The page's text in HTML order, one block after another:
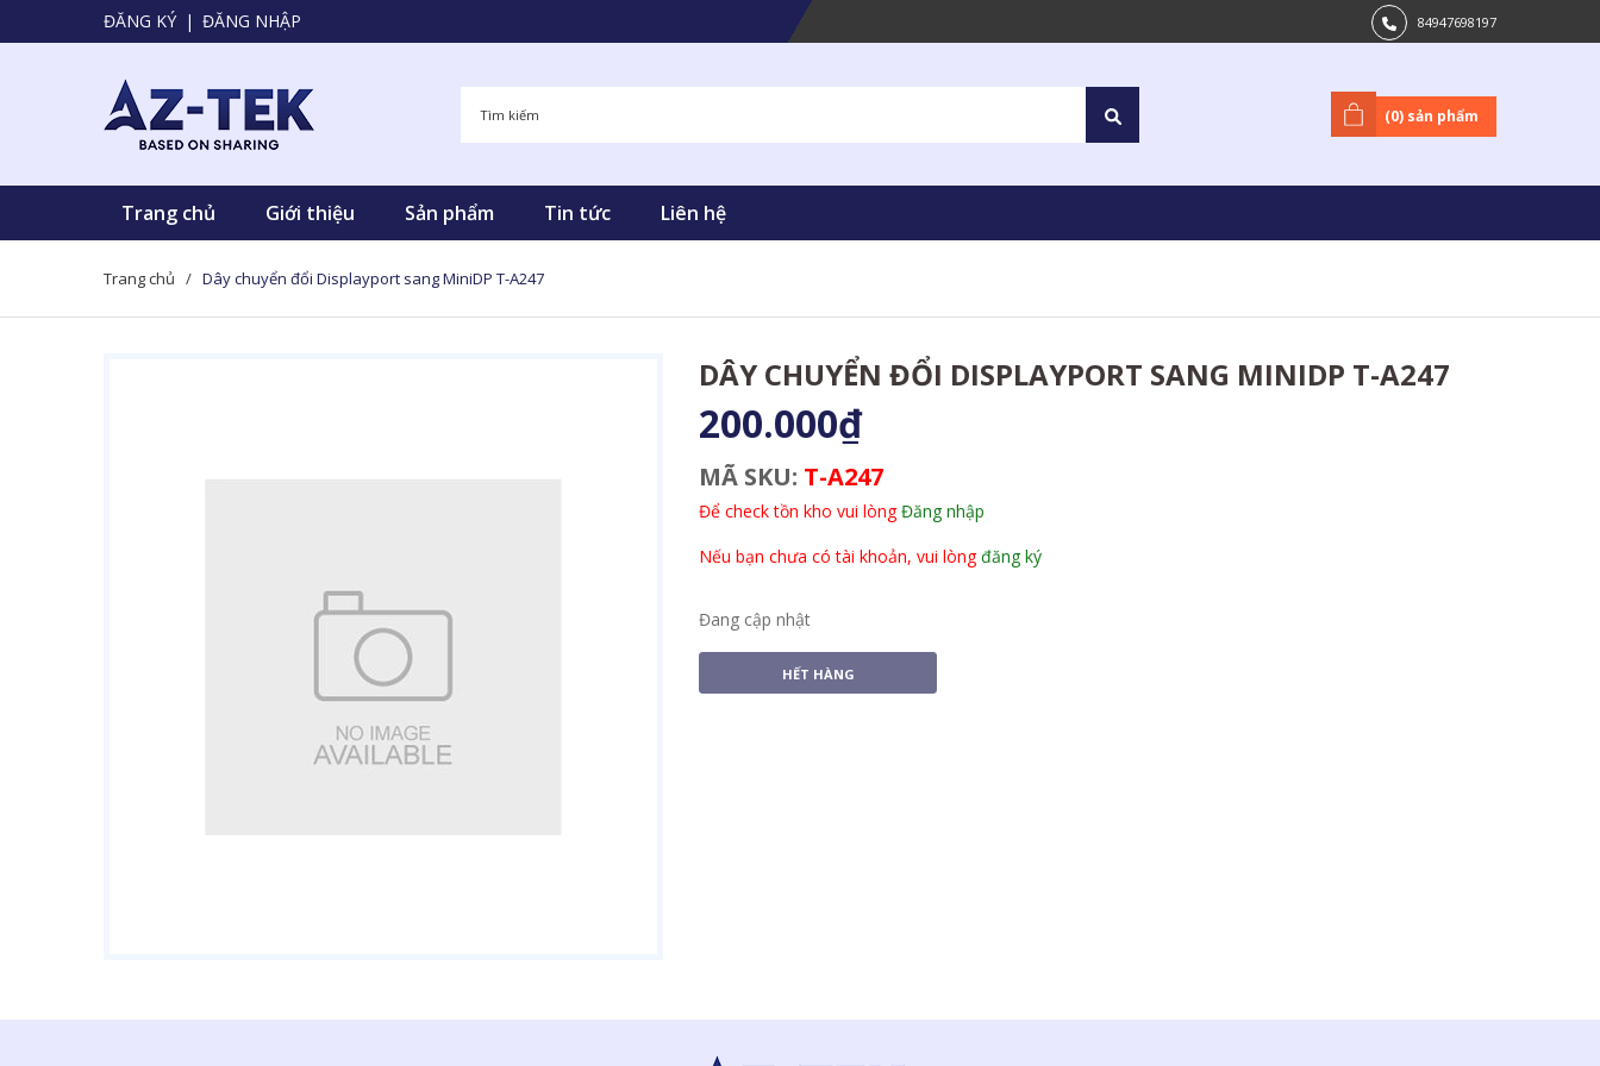
ĐĂNG KÝ | ĐĂNG NHẬP 84947698197
(0) sản phẩm
Trang chủ Giới thiệu Sản phẩm Tin tức Liên hệ
Trang chủ / Dây chuyển đổi Displayport sang MiniDP T-A247
DÂY CHUYỂN ĐỔI DISPLAYPORT SANG MINIDP T-A247
200.000₫
MÃ SKU: T-A247
Để check tồn kho vui lòngĐăng nhập
Nếu bạn chưa có tài khoản, vui lòngđăng ký
Đang cập nhật
HẾT HÀNG